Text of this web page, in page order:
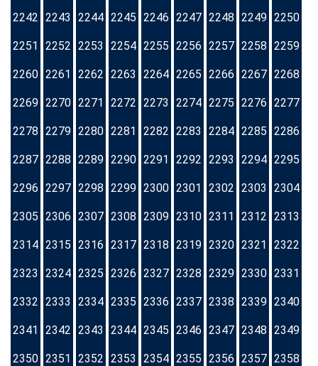
2242 2243 2244 2245 2246 2247 2248 2249 2250
2251 2252 2253 2254 2255 2256 2257 2258 2259
2260 2261 2262 2263 2264 2265 2266 2267 2268
2269 2270 2271 2272 2273 2274 2275 2276 2277
2278 2279 2280 2281 2282 2283 2284 2285 2286
2287 2288 2289 2290 2291 2292 2293 2294 2295
2296 2297 2298 2299 2300 2301 2302 2303 2304
2305 2306 2307 2308 2309 2310 2311 2312 2313
2314 2315 2316 2317 2318 2319 2320 2321 2322
2323 2324 2325 2326 2327 2328 2329 2330 2331
2332 2333 2334 2335 2336 2337 2338 2339 2340
2341 2342 2343 2344 2345 2346 2347 2348 2349
2350 2351 2352 2353 2354 2355 2356 2357 2358